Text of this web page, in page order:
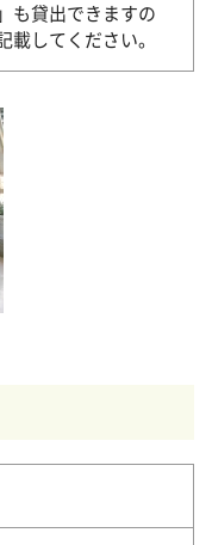
も貸出できますの
載してください。